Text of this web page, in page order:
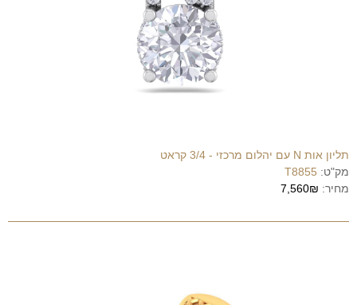
תליון אות N עם יהלום מרכזי - 3/4 קראט
מק"ט: T8855
מחיר: 7,560₪